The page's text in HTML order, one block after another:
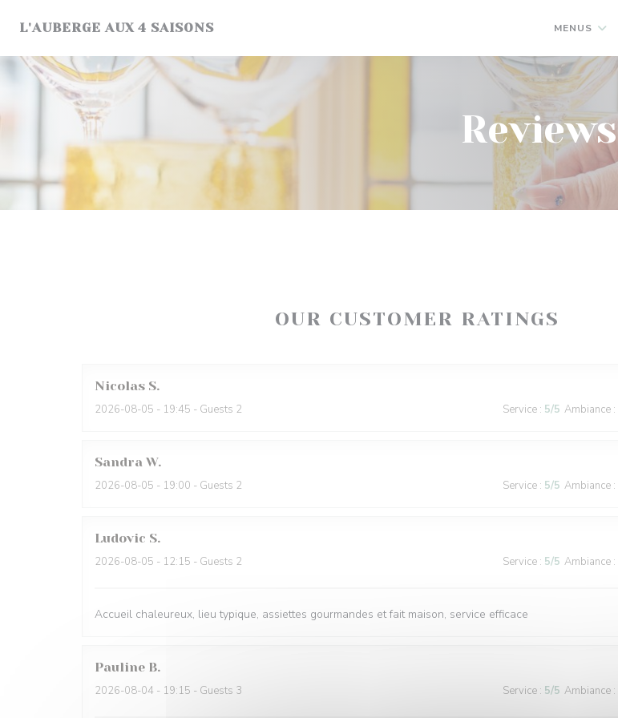
L'AUBERGE AUX 4 SAISONS MENUS
Reviews
OUR CUSTOMER RATINGS
Nicolas S
2026-08-05 - 19:45 - Guests 2 Service : 5/5 Ambiance :
Sandra W
2026-08-05 - 19:00 - Guests 2 Service : 5/5 Ambiance :
Ludovic S
2026-08-05 - 12:15 - Guests 2 Service : 5/5 Ambiance :
Accueil chaleureux, lieu typique, assiettes gourmandes et fait maison, service efficace
Pauline B
2026-08-04 - 19:15 - Guests 3 Service : 5/5 Ambiance :